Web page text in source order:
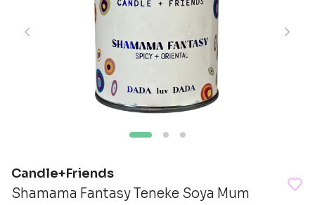
Candle+Friends
Shamama Fantasy Teneke Soya Mum